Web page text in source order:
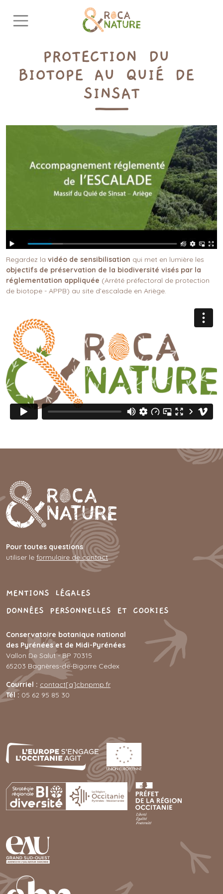
Aller au contenu principal
PROTECTION DU
BIOTOPE AU QUIÉ DE
SINSAT
Corps
Regardez la vidéo de sensibilisation qui met en lumière les
objectifs de préservation de la biodiversité visés par la
réglementation appliquée (Arrêté préfectoral de protection
de biotope - APPB) au site d’escalade en Ariège.
Pour toutes questions
utiliser le formulaire de contact
MENU PIED DE PAGE
MENTIONS LÉGALES
DONNÉES PERSONNELLES ET COOKIES
Conservatoire botanique national
des Pyrénées et de Midi-Pyrénées
Vallon De Salut - BP 70315
65203 Bagnères-de-Bigorre Cedex
Courriel : contact[a]cbnpmp.fr
Tél : 05 62 95 85 30